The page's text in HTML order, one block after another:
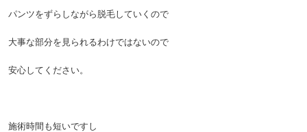
パンツをずらしながら脱毛していくので
大事な部分を見られるわけではないので
安心してください。
施術時間も短いですし